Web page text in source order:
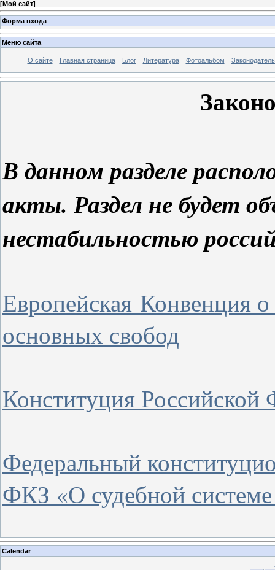
[Мой сайт]
Форма входа
Меню сайта
О сайте Главная страница Блог Литература Фотоальбом
В данном разделе
акты. Раздел не будет
нестабильностью
Европейская Конвенция
основных свобод
Конституция Российской
Федеральный
ФКЗ «О судебной
Calendar